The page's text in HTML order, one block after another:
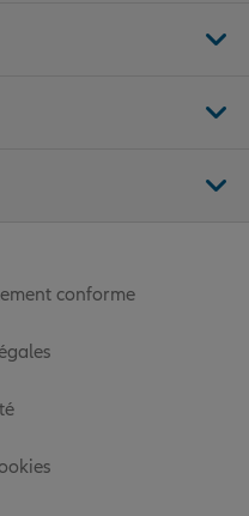
conforme